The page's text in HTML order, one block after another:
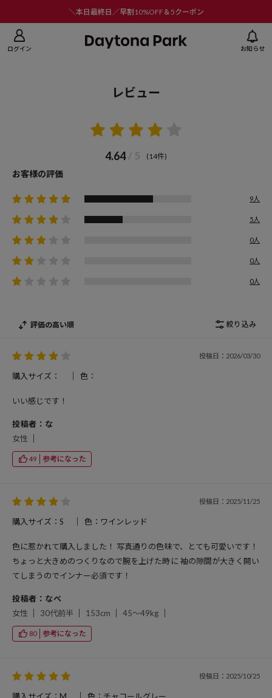
＼本日最終日／早割10%OFF＆5クーポン
ログイン お知らせ
レビュー
4.64 / 5 (14件)
お客様の評価
9人
5人
0人
0人
0人
評価の高い順 絞り込み
投稿日：2026/03/30
購入サイズ： 色：
いい感じです！
投稿者：な
女性
49 参考になった
投稿日：2025/11/25
購入サイズ：S 色：ワインレッド
色に惹かれて購入しました！ 写真通りの色味で、とても可愛いです！
ちょっと大きめのつくりなので腕を上げた時に 袖の隙間が大きく開い
てしまうのでインナー必須です！
投稿者：なべ
女性
30代前半 153cm 45～49kg
80 参考になった
投稿日：2025/10/25